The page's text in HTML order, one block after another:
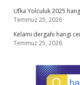
Ufka Yolculuk 2025
Temmuz 25, 2026
Kelami dergahı hangi
Temmuz 25, 2026